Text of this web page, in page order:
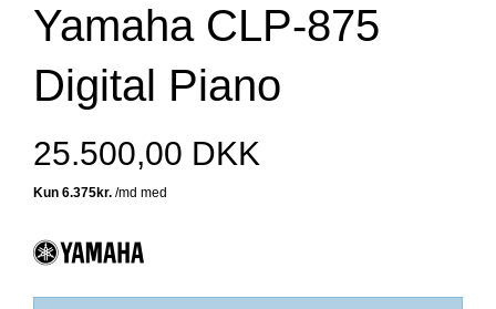
Yamaha CLP-875
Digital Piano
25.500,00 DKK